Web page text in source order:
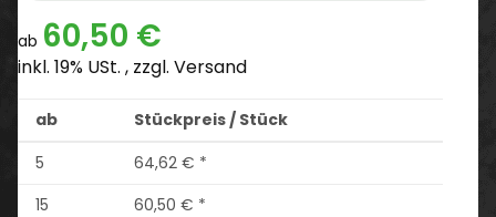
ab 60,50 €
inkl. 19% USt. , zzgl. Versand
ab
Stückpreis / Stück
5
64,62 € *
15
60,50 € *